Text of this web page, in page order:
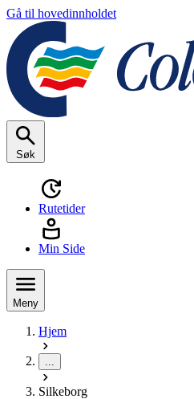
Gå til hovedinnholdet
Søk
Rutetider
Min Side
Meny
Hjem
Silkeborg